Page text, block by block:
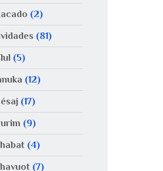
(2)
(81)
(5)
(12)
(17)
(9)
(4)
(7)